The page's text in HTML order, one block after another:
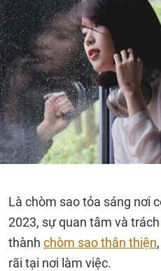
Là chòm sao tỏa sáng nơi
2023, sự quan tâm và
thành chòm sao thân thiện
rãi tại nơi làm việc.